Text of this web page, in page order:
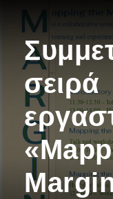
σειρά